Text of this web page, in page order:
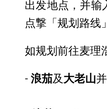
出发地点，并输
点撃「规划路线
如规划前往麦理
- 浪茄及大老山